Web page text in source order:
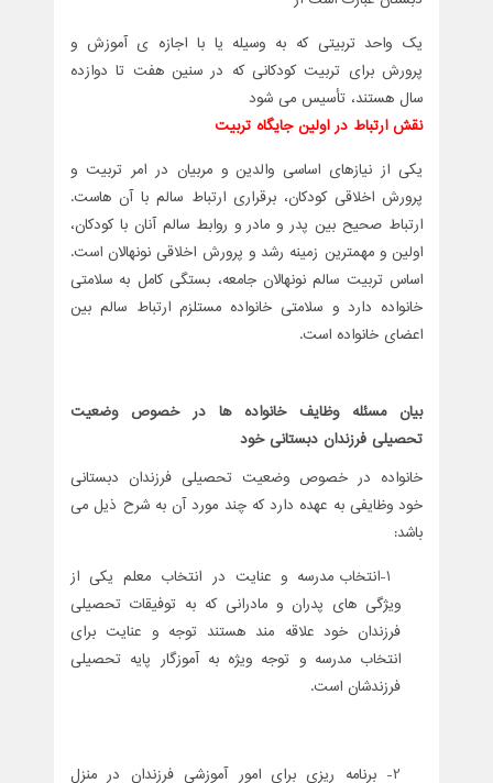
یک واحد تربیتی که به وسیله یا با اجازه ی آموزش و
پرورش برای تربیت کودکانی که در سنین هفت تا دوازده
سال هستند، تأسیس می شود
نقش ارتباط در اولین جایگاه تربیت
یکی از نیازهای اساسی والدین و مربیان در امر تربیت و
پرورش اخلاقی کودکان، برقراری ارتباط سالم با آن هاست.
ارتباط صحیح بین پدر و مادر و روابط سالم آنان با کودکان،
اولین و مهمترین زمینه رشد و پرورش اخلاقی نونهالان است.
اساس تربیت سالم نونهالان جامعه، بستگی کامل به سلامتی
خانواده دارد و سلامتی خانواده مستلزم ارتباط سالم بین
اعضای خانواده است.
بیان مسئله وظایف خانواده ها در خصوص وضعیت
تحصیلی فرزندان دبستانی خود
خانواده در خصوص وضعیت تحصیلی فرزندان دبستانی
خود وظایفی به عهده دارد که چند مورد آن به شرح ذیل می
باشد:
1-انتخاب مدرسه و عنایت در انتخاب معلم یکی از
ویژگی های پدران و مادرانی که به توفیقات تحصیلی
فرزندان خود علاقه مند هستند توجه و عنایت برای
انتخاب مدرسه و توجه ویژه به آموزگار پایه تحصیلی
فرزندشان است.
2- برنامه ریزی برای امور آموزشی فرزندان در منزل